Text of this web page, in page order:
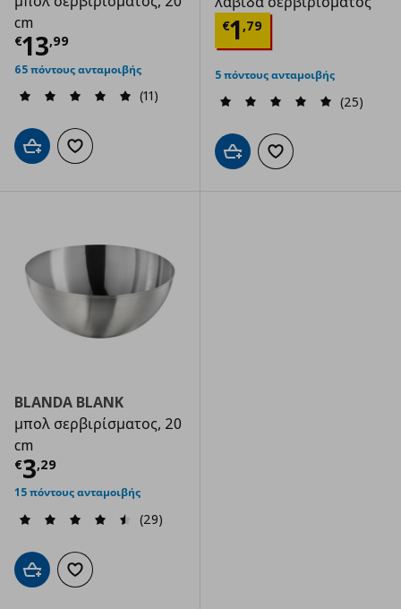
cm
€13,99
Τρέχουσα τιμή € 13,99
65 πόντους ανταμοιβής
(11)
Προσθήκη στο καλάθι
Προσθήκη στα αγαπημένα
€1,79
Τρέχουσα
5 πόντους ανταμοιβής
(25)
Προσθήκη στο καλάθι
Προσθήκη στα
BLANDA BLANK
μπολ σερβιρίσματος, 20
cm
€3,29
Τρέχουσα τιμή
15 πόντους ανταμοιβής
(29)
Προσθήκη στο καλάθι
Προσθήκη στα αγαπημένα